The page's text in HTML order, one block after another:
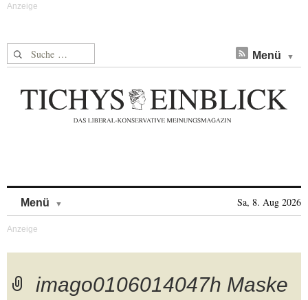
Suche nach: Menü
Menü Sa, 8. Aug 2026
imago0106014047h Maske